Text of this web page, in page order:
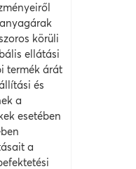
körüli
ellátási
termék árát
és
a
esetében
a